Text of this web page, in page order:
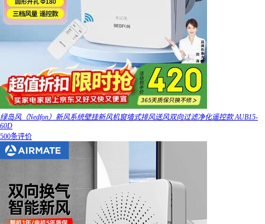
绿岛风（Nedfon）新风系统壁挂新风机窗墙式排风送风双向过滤净化遥控款 AUB15-
60D
500条评价